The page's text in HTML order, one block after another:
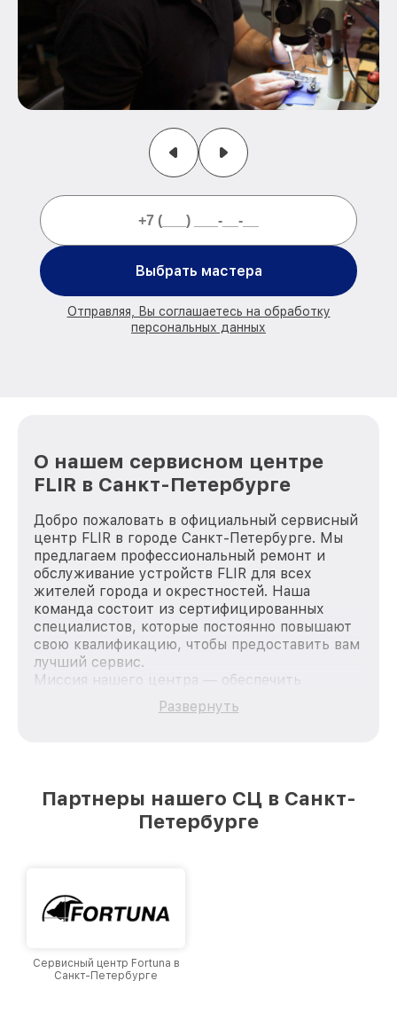
Выбрать мастера
Отправляя, Вы соглашаетесь на обработку
персональных данных
О нашем сервисном центре
FLIR в Санкт-Петербурге
Добро пожаловать в официальный сервисный
центр FLIR в городе Санкт-Петербурге. Мы
предлагаем профессиональный ремонт и
обслуживание устройств FLIR для всех
жителей города и окрестностей. Наша
команда состоит из сертифицированных
специалистов, которые постоянно повышают
свою квалификацию, чтобы предоставить вам
лучший сервис.
Миссия нашего центра — обеспечить
качественный и доступный ремонт для
каждого пользователя продукции FLIR, вне
лучшим сервисным центром FLIR в городе
Санкт-Петербурге, постоянно повышая
Развернуть
Партнеры нашего СЦ в Санкт-
Петербурге
Сервисный центр Fortuna в
Санкт-Петербурге